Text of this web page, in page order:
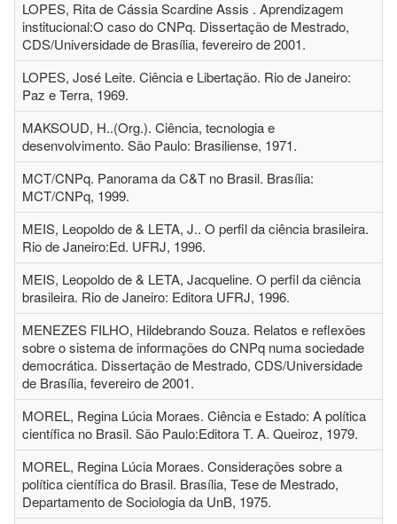
LOPES, Rita de Cássia Scardine Assis . Aprendizagem
institucional:O caso do CNPq. Dissertação de Mestrado,
CDS/Universidade de Brasília, fevereiro de 2001.
LOPES, José Leite. Ciência e Libertação. Rio de Janeiro:
Paz e Terra, 1969.
MAKSOUD, H..(Org.). Ciência, tecnologia e
desenvolvimento. São Paulo: Brasiliense, 1971.
MCT/CNPq. Panorama da C&T no Brasil. Brasília:
MCT/CNPq, 1999.
MEIS, Leopoldo de & LETA, J.. O perfil da ciência brasileira.
Rio de Janeiro:Ed. UFRJ, 1996.
MEIS, Leopoldo de & LETA, Jacqueline. O perfil da ciência
brasileira. Rio de Janeiro: Editora UFRJ, 1996.
MENEZES FILHO, Hildebrando Souza. Relatos e reflexões
sobre o sistema de informações do CNPq numa sociedade
democrática. Dissertação de Mestrado, CDS/Universidade
de Brasília, fevereiro de 2001.
MOREL, Regina Lúcia Moraes. Ciência e Estado: A política
científica no Brasil. São Paulo:Editora T. A. Queiroz, 1979.
MOREL, Regina Lúcia Moraes. Considerações sobre a
política científica do Brasil. Brasília, Tese de Mestrado,
Departamento de Sociologia da UnB, 1975.